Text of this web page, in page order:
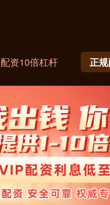
配资10倍杠杆 正